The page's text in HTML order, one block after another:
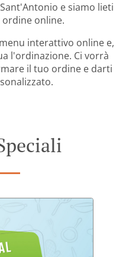
e siamo lieti
online.
interattivo online e,
l'ordinazione. Ci vorrà
il tuo ordine e darti